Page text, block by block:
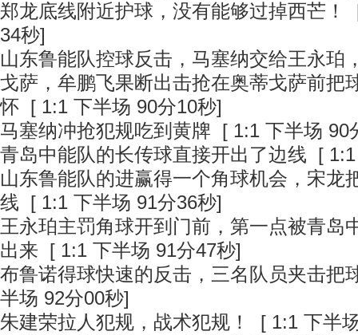
郑龙底线附近护球，没有能够过掉西芒！
34秒]
山东鲁能队控球反击，马塞纳交给王永珀
戈萨，牟鹏飞果断出击抢在奥蒂戈萨前把
怀 [ 1:1 下半场 90分10秒]
马塞纳冲抢犯规吃到黄牌 [ 1:1 下半场 90
青岛中能队的长传球直接开出了边线 [
山东鲁能队的进赢得一个角球机会，宋龙
线 [ 1:1 下半场 91分36秒]
王永珀主罚角球开到门前，第一点被青岛
出来 [ 1:1 下半场 91分47秒]
布鲁诺得球快速的反击，三名队员夹击把
半场 92分00秒]
朱建荣拉人犯规，战术犯规！
[ 1:1 下半